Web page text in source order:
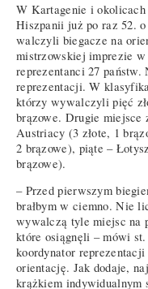
W Kartagenie i okolicach
Hiszpanii już po raz 52.
walczyli biegacze na
mistrzowskiej imprezie
reprezentanci 27
reprezentacji. W
którzy wywalczyli pięć
brązowe. Drugie miejsce
Austriacy (3 złote, 1
2 brązowe), piąte –
brązowe).
– Przed pierwszym
brałbym w ciemno. Nie
wywalczą tyle miejsc na
które osiągnęli – mówi
koordynator
orientację. Jak dodaje,
krążkiem indywidualnym